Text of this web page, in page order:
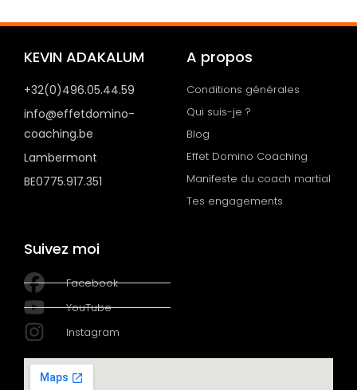
KEVIN ADAKALUM
+32(0)496.05.44.59
info@effetdomino-
coaching.be
Lambermont
BE0775.917.351
A propos
Conditions générales
Qui suis-je ?
Blog
Effet Domino Coaching
Manifeste du coach martial
Tes engagements
Suivez moi
Facebook
YouTube
Instagram